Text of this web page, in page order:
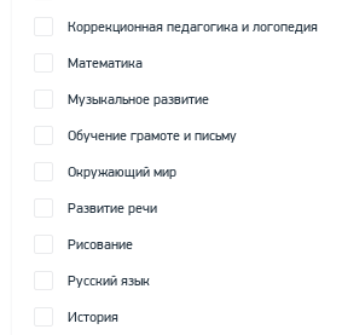
Коррекционная педагогика и логопедия
Математика
Музыкальное развитие
Обучение грамоте и письму
Окружающий мир
Развитие речи
Рисование
Русский язык
История